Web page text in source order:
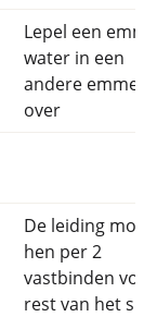
Lepel een
water in een
andere emmer
over
De leiding moet
hen per 2
vastbinden
rest van het